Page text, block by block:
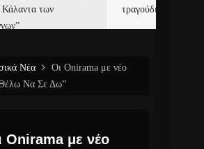
Κάλαντα των
τραγούδι και video
Νέα
Οι Onirama με νέο
Να Σε Δω”
Onirama με νέο